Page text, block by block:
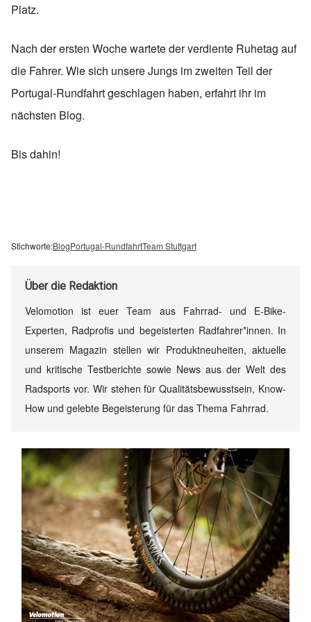
Platz.
Nach der ersten Woche wartete der verdiente Ruhetag auf
die Fahrer. Wie sich unsere Jungs im zweiten Teil der
Portugal-Rundfahrt geschlagen haben, erfahrt ihr im
nächsten Blog.
Bis dahin!
Stichworte:BlogPortugal-RundfahrtTeam Stuttgart
Überdie Redaktion
Velomotion ist euer Team aus Fahrrad- und E-Bike-
Experten, Radprofis und begeisterten Radfahrer*innen. In
unserem Magazin stellen wir Produktneuheiten, aktuelle
und kritische Testberichte sowie News aus der Welt des
Radsports vor. Wir stehen für Qualitätsbewusstsein, Know-
How und gelebte Begeisterung für das Thema Fahrrad.